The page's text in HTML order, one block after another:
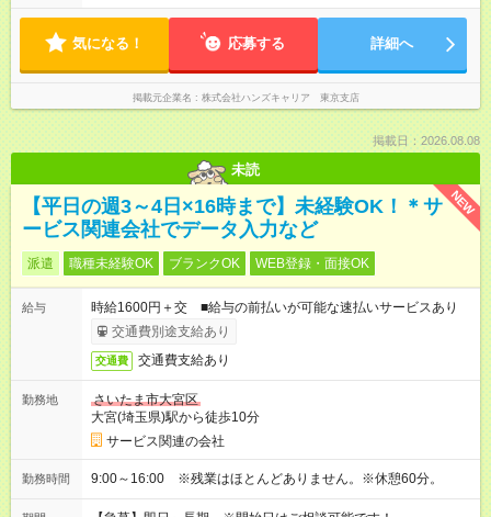
気になる！ 応募する 詳細へ
掲載元企業名 株式会社ハンズキャリア 東京支店
掲載日：2026.08.08
未読
NEW
【平日の週3～4日×16時まで】未経験OK！＊サ
ービス関連会社でデータ入力など
派遣 職種未経験OK ブランクOK WEB登録・面接OK
給与
時給1600円＋交 ■給与の前払いが可能な速払いサービスあり
交通費別途支給あり
交通費 交通費支給あり
勤務地
さいたま市大宮区
大宮(埼玉県)駅から徒歩10分
サービス関連の会社
勤務時間 9:00～16:00 ※残業はほとんどありません。※休憩60分。